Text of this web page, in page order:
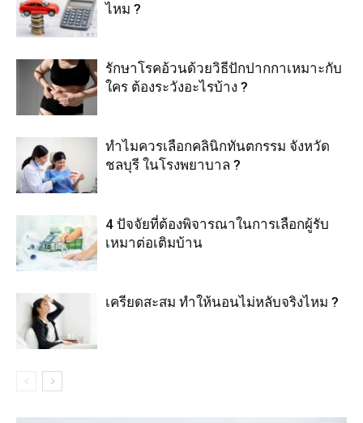
ไหม ?
รักษาโรคอ้วนด้วยวิธีปักปากกาเหมาะกับ
ใคร ต้องระวังอะไรบ้าง ?
ทำไมควรเลือกคลินิกทันตกรรม จังหวัด
ชลบุรี ในโรงพยาบาล ?
4 ปัจจัยที่ต้องพิจารณาในการเลือกผู้รับ
เหมาต่อเติมบ้าน
เครียดสะสม ทำให้นอนไม่หลับจริงไหม ?